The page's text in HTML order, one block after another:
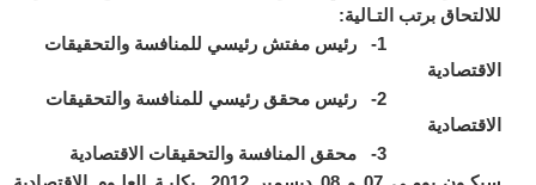
للالتحاق برتب التـالية:
1- رئيس مفتش رئيسي للمنافسة والتحقيقات
الاقتصادية
2- رئيس محقق رئيسي للمنافسة والتحقيقات
الاقتصادية